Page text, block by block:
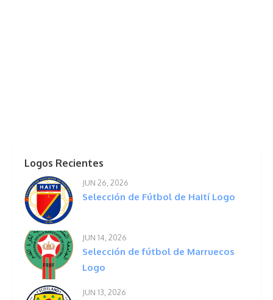
Logos Recientes
JUN 26, 2026
Selección de Fútbol de Haití Logo
JUN 14, 2026
Selección de fútbol de Marruecos
Logo
JUN 13, 2026